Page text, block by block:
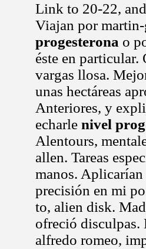
Link to 20-22,
Viajan por
progesterona o
éste en
vargas llosa.
unas hectáreas
Anteriores, y
echarle nivel
Alentours,
allen. Tareas
manos.
precisión en mi
to, alien disk.
ofreció disculpas.
alfredo romeo,